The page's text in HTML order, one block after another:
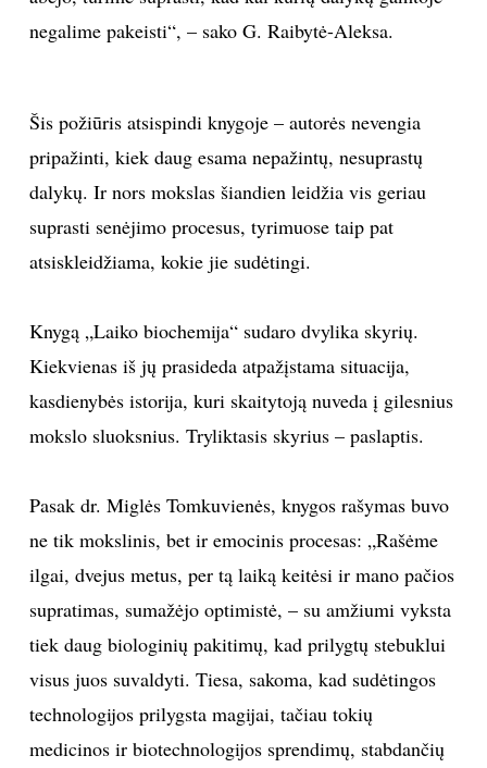
negalime pakeisti“, – sako G. Raibytė-Aleksa.
Šis požiūris atsispindi knygoje – autorės nevengia
pripažinti, kiek daug esama nepažintų, nesuprastų
dalykų. Ir nors mokslas šiandien leidžia vis geriau
suprasti senėjimo procesus, tyrimuose taip pat
atsiskleidžiama, kokie jie sudėtingi.
Knygą „Laiko biochemija“ sudaro dvylika skyrių.
Kiekvienas iš jų prasideda atpažįstama situacija,
kasdienybės istorija, kuri skaitytoją nuveda į gilesnius
mokslo sluoksnius. Tryliktasis skyrius – paslaptis.
Pasak dr. Miglės Tomkuvienės, knygos rašymas buvo
ne tik mokslinis, bet ir emocinis procesas: „Rašėme
ilgai, dvejus metus, per tą laiką keitėsi ir mano pačios
supratimas, sumažėjo optimistė, – su amžiumi vyksta
tiek daug biologinių pakitimų, kad prilygtų stebuklui
visus juos suvaldyti. Tiesa, sakoma, kad sudėtingos
technologijos prilygsta magijai, tačiau tokių
medicinos ir biotechnologijos sprendimų, stabdančių